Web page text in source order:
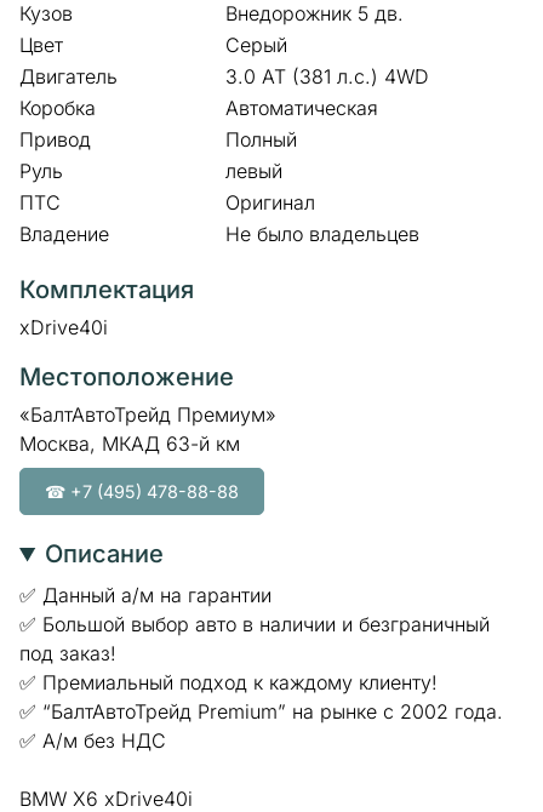
Кузов
Внедорожник 5 дв.
Цвет
Серый
Двигатель
3.0 AT (381 л.с.) 4WD
Коробка
Автоматическая
Привод
Полный
Руль
левый
ПТС
Оригинал
Владение
Не было владельцев
Комплектация
xDrive40i
Местоположение
«БалтАвтоТрейд Премиум»
Москва, МКАД 63-й км
☎ +7 (495) 478-88-88
Описание
✅ Данный а/м на гарантии
✅ Большой выбор авто в наличии и безграничный
под заказ!
✅ Премиальный подход к каждому клиенту!
✅ “БалтАвтоТрейд Premium” на рынке с 2002 года.
✅ А/м без НДС
BMW X6 xDrive40i